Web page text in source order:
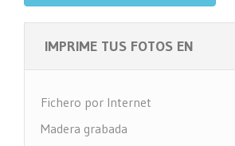
IMPRIME TUS FOTOS EN
Fichero por Internet
Madera grabada